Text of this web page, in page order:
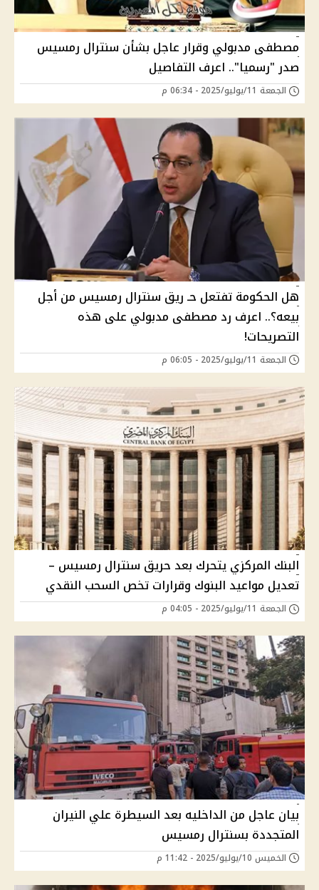
مصطفى مدبولي وقرار عاجل بشأن سنترال رمسيس
صدر "رسميا".. اعرف التفاصيل
الجمعة 11/يوليو/2025 - 06:34 م
هل الحكومة تفتعل حـ ريق سنترال رمسيس من أجل
بيعه؟.. اعرف رد مصطفى مدبولي على هذه
التصريحات!
الجمعة 11/يوليو/2025 - 06:05 م
البنك المركزي يتحرك بعد حريق سنترال رمسيس –
تعديل مواعيد البنوك وقرارات تخص السحب النقدي
الجمعة 11/يوليو/2025 - 04:05 م
بيان عاجل من الداخليه بعد السيطرة علي النيران
المتجددة بسنترال رمسيس
الخميس 10/يوليو/2025 - 11:42 م